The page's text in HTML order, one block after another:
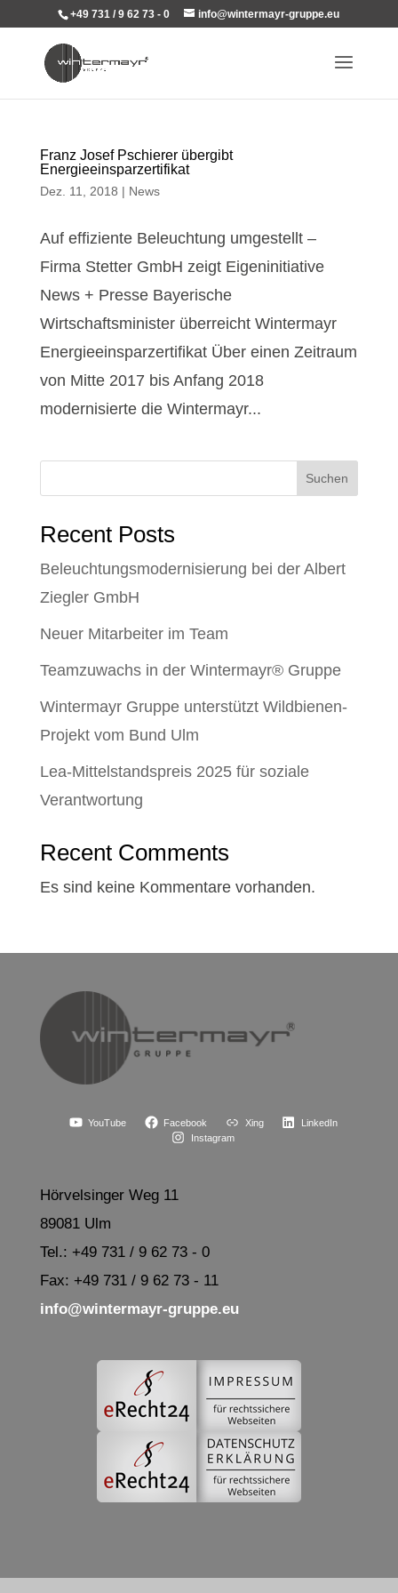
+49 731 / 9 62 73 - 0 info@wintermayr-gruppe.eu
Franz Josef Pschierer übergibt
Energieeinsparzertifikat
Dez. 11, 2018 | News
Auf effiziente Beleuchtung umgestellt –
Firma Stetter GmbH zeigt Eigeninitiative
News + Presse Bayerische
Wirtschaftsminister überreicht Wintermayr
Energieeinsparzertifikat Über einen Zeitraum
von Mitte 2017 bis Anfang 2018
modernisierte die Wintermayr...
Suchen
Recent Posts
Beleuchtungsmodernisierung bei der Albert
Ziegler GmbH
Neuer Mitarbeiter im Team
Teamzuwachs in der Wintermayr® Gruppe
Wintermayr Gruppe unterstützt Wildbienen-
Projekt vom Bund Ulm
Lea-Mittelstandspreis 2025 für soziale
Verantwortung
Recent Comments
Es sind keine Kommentare vorhanden.
YouTube Facebook Xing
LinkedIn
Instagram
Hörvelsinger Weg 11
89081 Ulm
Tel.: +49 731 / 9 62 73 - 0
Fax: +49 731 / 9 62 73 - 11
info@wintermayr-gruppe.eu